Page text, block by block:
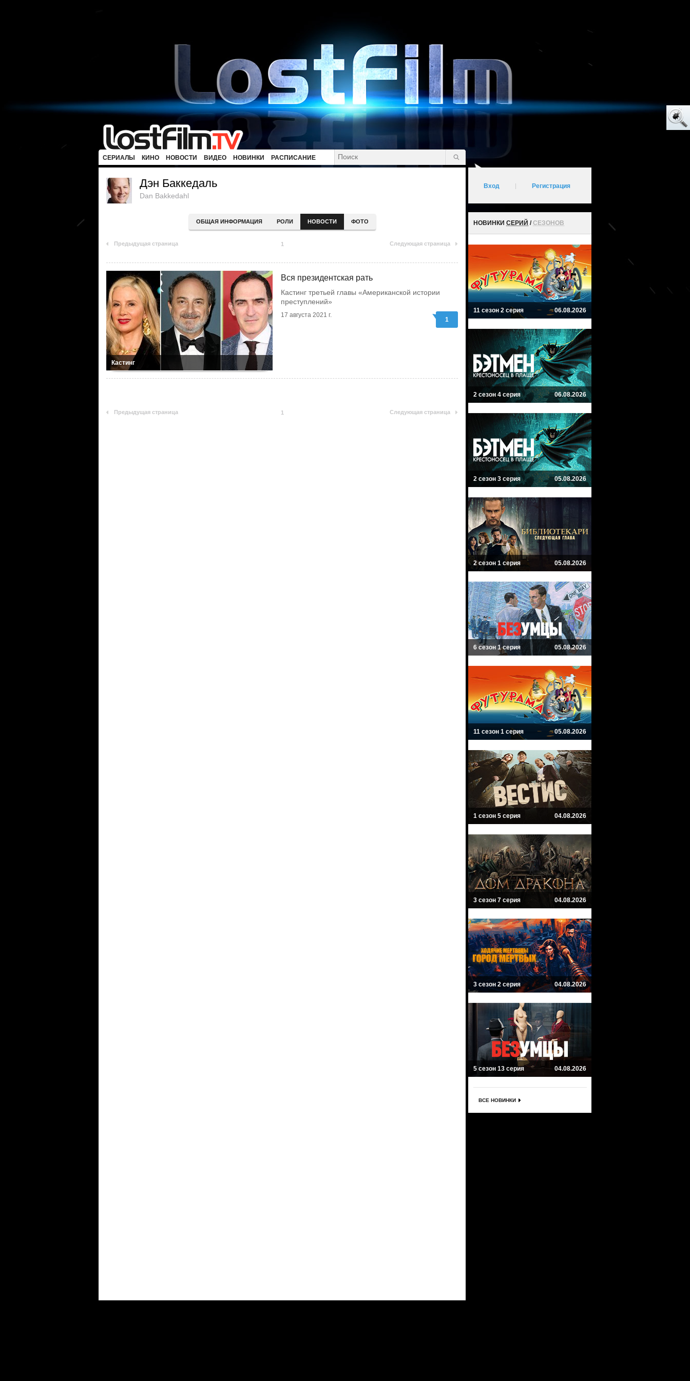
СЕРИАЛЫ КИНО НОВОСТИ ВИДЕО НОВИНКИ РАСПИСАНИЕ
Дэн Баккедаль
Dan Bakkedahl
ОБЩАЯ ИНФОРМАЦИЯ РОЛИ НОВОСТИ ФОТО
Предыдущая страница 1 Следующая страница
Кастинг
Вся президентская рать
Кастинг третьей главы «Американской истории
преступлений»
17 августа 2021 г.
1
Предыдущая страница 1 Следующая страница
Вход Регистрация
НОВИНКИ СЕРИЙ /СЕЗОНОВ
11 сезон 2 серия 06.08.2026
2 сезон 4 серия 06.08.2026
2 сезон 3 серия 05.08.2026
2 сезон 1 серия 05.08.2026
6 сезон 1 серия 05.08.2026
11 сезон 1 серия 05.08.2026
1 сезон 5 серия 04.08.2026
3 сезон 7 серия 04.08.2026
3 сезон 2 серия 04.08.2026
5 сезон 13 серия 04.08.2026
ВСЕ НОВИНКИ